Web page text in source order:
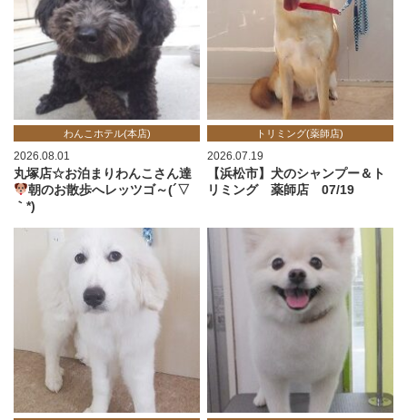
わんこホテル(本店)
2026.08.01
丸塚店☆お泊まりわんこさん達
朝のお散歩へレッツゴ～(´▽
｀*)
トリミング(薬師店)
2026.07.19
【浜松市】犬のシャンプー＆ト
リミング 薬師店 07/19